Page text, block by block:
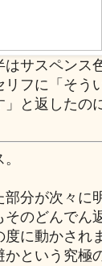
サスペンス
リフに「そ
と返したの
分が次々に
のどんでん
に動かされ
という究極